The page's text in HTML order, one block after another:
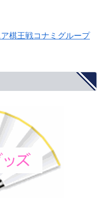
棋王戦コナミグループ